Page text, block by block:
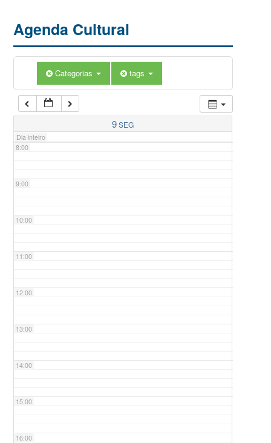
Agenda Cultural
Categorias tags
9SEG
Dia inteiro
5:00
7:00
8:00
9:00
10:00
11:00
12:00
13:00
14:00
15:00
16:00